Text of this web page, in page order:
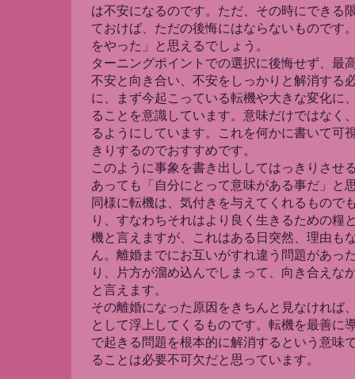
は不安になるのです。ただ、その時にできる
ておけば、ただの後悔にはならないものです
をやった」と思えるでしょう。
ターニングポイントでの選択に後悔せず、最
不安と向き合い、不安をしっかりと解消する
に、まず今起こっている転機や大きな変化に
ることを意識しています。意味だけではなく
るようにしています。これを何かに書いて可
きりするのでおすすめです。
このように事象を書き出ししてはっきりさせ
あっても「自分にとって意味がある事だ」と
同様に転機は、気付きを与えてくれるもので
り、すなわちそれはより良く生きるための糧
機と言えますが、これはある日突然、理由も
ん。離婚までにお互いがすれ違う問題があっ
り、片方が溜め込んでしまって、向き合えな
と言えます。
その離婚になった原因をきちんと見なければ
として浮上してくるものです。転機を最善に
で起きる問題を根本的に解消するという意味
ることは必要不可欠だと思っています。